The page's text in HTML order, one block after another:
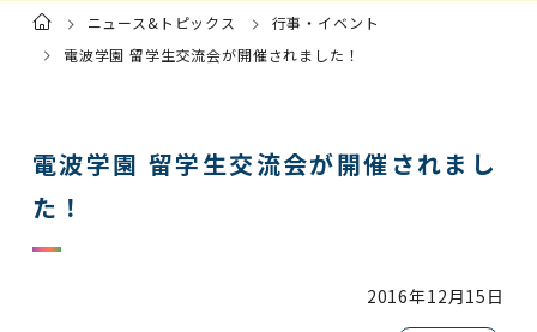
ト
プ
ペ
ニュース&トピックス
行事・イベント
電波学園 留学生交流会が開催されました！
電波学園 留学生交流会が開催されまし
た！
2016年12月15日